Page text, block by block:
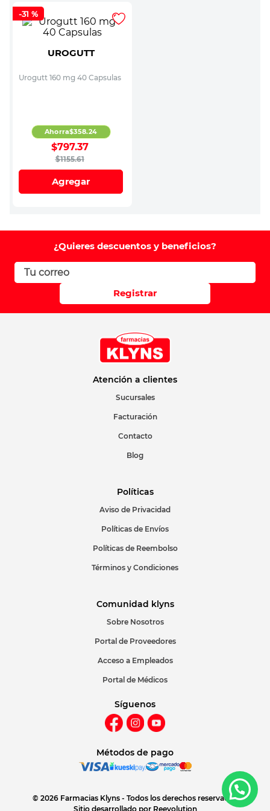
-31 %
UROGUTT
Urogutt 160 mg 40 Capsulas
$1155.61
$797.37
Ahorra$358.24
Agregar
¿Quieres descuentos y beneficios?
Registrar
Atención a clientes
Sucursales
Facturación
Contacto
Blog
Políticas
Aviso de Privacidad
Políticas de Envíos
Políticas de Reembolso
Términos y Condiciones
Comunidad klyns
Sobre Nosotros
Portal de Proveedores
Acceso a Empleados
Portal de Médicos
Síguenos
Métodos de pago
© 2026 Farmacias Klyns - Todos los derechos reservados
Sitio desarrollado por Reevolution